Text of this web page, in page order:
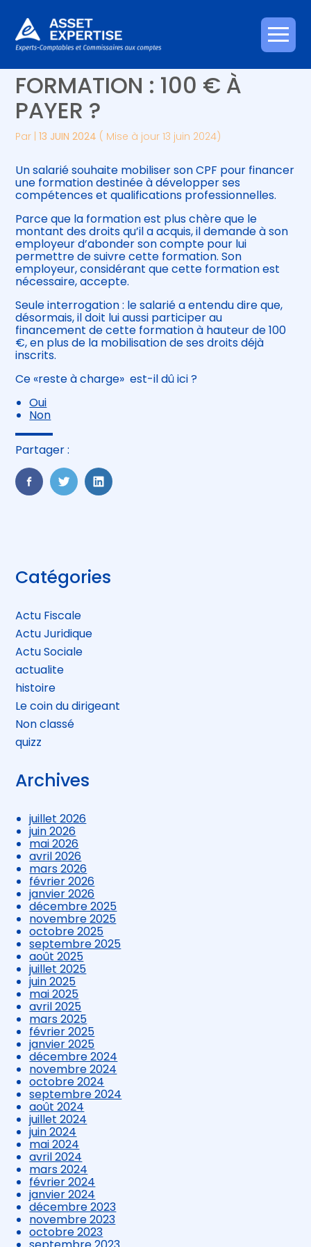
Aller
au
Créer et reprendre une activité
Gérer votre quotidien
Piloter votre entreprise
Développer votre entreprise
Construire votre patrimoine
Être prêt pour la facturation
électronique
Piloter votre gestion
Suivre votre comptabilité
Gérer vos ressources humaines
COMPTE PERSONNEL DE
FORMATION : 100 € À
PAYER ?
Par |13 JUIN 2024 ( Mise à jour 13 juin 2024)
Un salarié souhaite mobiliser son CPF pour financer
une formation destinée à développer ses
compétences et qualifications professionnelles.
Parce que la formation est plus chère que le
montant des droits qu’il a acquis, il demande à son
employeur d’abonder son compte pour lui
permettre de suivre cette formation. Son
employeur, considérant que cette formation est
nécessaire, accepte.
Seule interrogation : le salarié a entendu dire que,
désormais, il doit lui aussi participer au
financement de cette formation à hauteur de 100
€, en plus de la mobilisation de ses droits déjà
inscrits.
Ce «reste à charge» est-il dû ici ?
Oui
Non
Partager :
FaceBook
TwitterLinkedIn
Blog
sidebar
Catégories
Actu Fiscale
Actu Juridique
Actu Sociale
actualite
histoire
Le coin du dirigeant
Non classé
quizz
Archives
juillet 2026
juin 2026
mai 2026
avril 2026
mars 2026
février 2026
janvier 2026
décembre 2025
novembre 2025
octobre 2025
septembre 2025
août 2025
juillet 2025
juin 2025
mai 2025
avril 2025
mars 2025
février 2025
janvier 2025
décembre 2024
novembre 2024
octobre 2024
septembre 2024
août 2024
juillet 2024
juin 2024
mai 2024
avril 2024
mars 2024
février 2024
janvier 2024
décembre 2023
novembre 2023
octobre 2023